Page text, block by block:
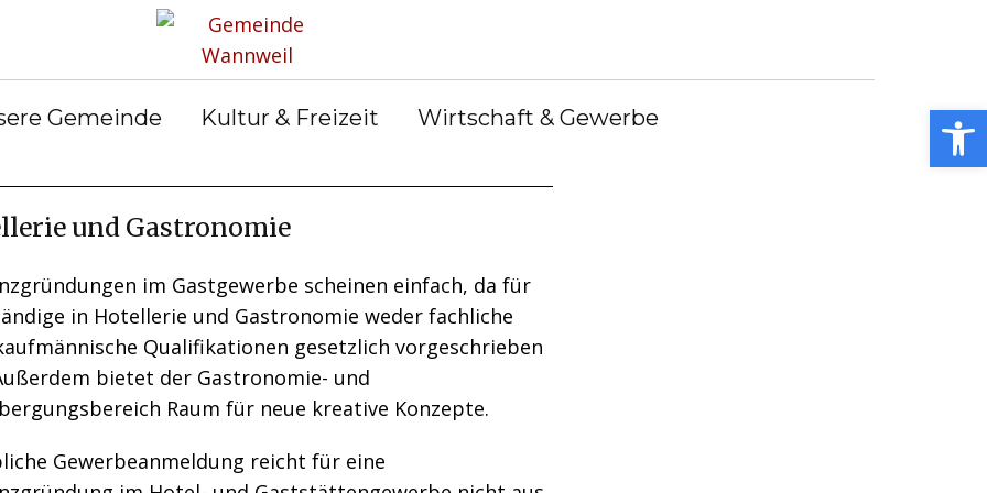
Gemeinde Kultur & Freizeit Wirtschaft & Gewerbe
Gemeinderat
Bekanntmachun
Entsorgung
und Gastronomie
im Gastgewerbe scheinen einfach, da für
in Hotellerie und Gastronomie weder fachliche
Qualifikationen gesetzlich vorgeschrieben
bietet der Gastronomie- und
Raum für neue kreative Konzepte.
Gewerbeanmeldung reicht für eine
Open toolbar